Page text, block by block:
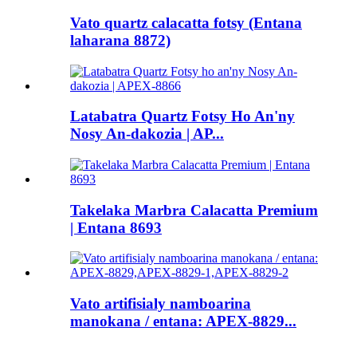
Vato quartz calacatta fotsy (Entana
laharana 8872)
Latabatra Quartz Fotsy Ho An'ny
Nosy An-dakozia | AP...
Takelaka Marbra Calacatta Premium
| Entana 8693
Vato artifisialy namboarina
manokana / entana: APEX-8829...